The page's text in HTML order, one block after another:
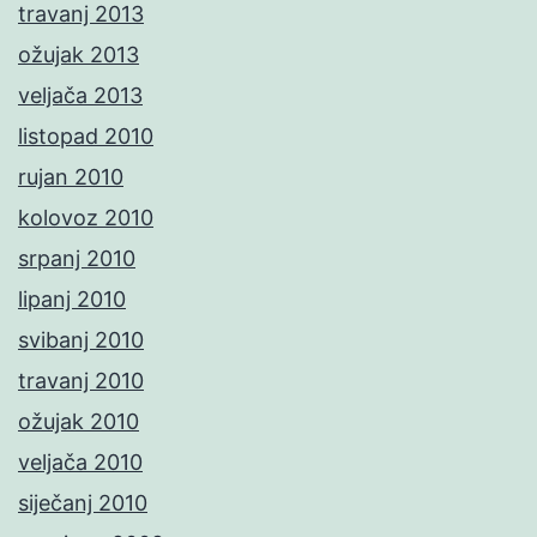
travanj 2013
ožujak 2013
veljača 2013
listopad 2010
rujan 2010
kolovoz 2010
srpanj 2010
lipanj 2010
svibanj 2010
travanj 2010
ožujak 2010
veljača 2010
siječanj 2010